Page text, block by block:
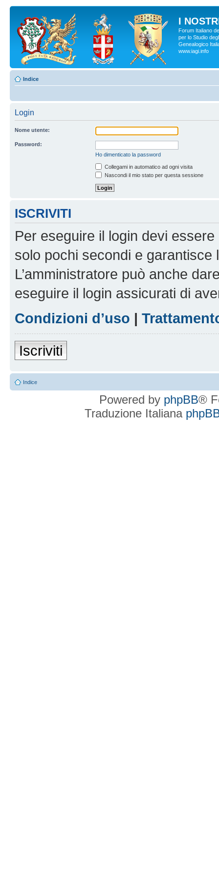
I
Forum Italiano
per lo Studio
Genealogico
www.iagi.info
Indice
Login
Nome utente:
Password:
Ho dimenticato la password
Collegami in automatico ad ogni visita
Nascondi il mio stato per questa sessione
ISCRIVITI
Per eseguire il login devi
solo pochi secondi e garantisce
L’amministratore può anche
eseguire il login assicurati di
Condizioni d’uso |
Iscriviti
Indice
Powered by phpBB®
Traduzione Italiana